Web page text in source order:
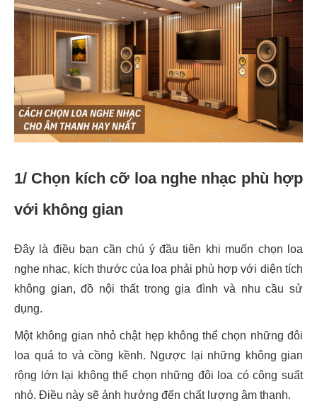
1/ Chọn kích cỡ loa nghe nhạc phù hợp
với không gian
Đây là điều bạn cần chú ý đầu tiên khi muốn chọn loa
nghe nhạc, kích thước của loa phải phù hợp với diện tích
không gian, đồ nội thất trong gia đình và nhu cầu sử
dụng.
Một không gian nhỏ chật hẹp không thể chọn những đôi
loa quá to và cồng kềnh. Ngược lại những không gian
rộng lớn lại không thể chọn những đôi loa có công suất
nhỏ. Điều này sẽ ảnh hưởng đến chất lượng âm thanh.